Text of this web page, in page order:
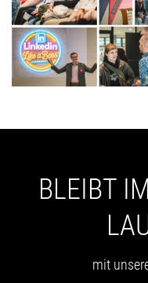
BLEIBT
mit